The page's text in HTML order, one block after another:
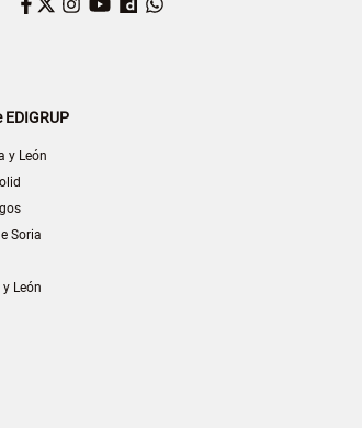
y León
Soria
León